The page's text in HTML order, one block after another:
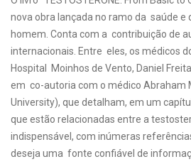
nova obra lançada no ramo da saúde e
homem. Conta com a contribuição de
internacionais. Entre eles, os médicos
Hospital Moinhos de Vento, Daniel
em co-autoria com o médico Abraham
University), que detalham, em um
que estão relacionadas entre a
indispensável, com inúmeras
deseja uma fonte confiável de